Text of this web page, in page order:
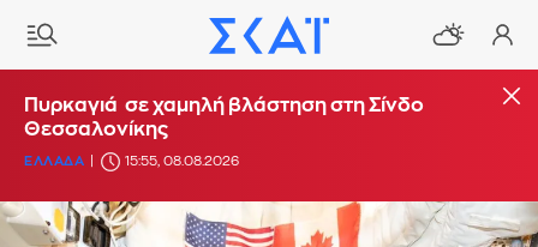
Πυρκαγιά σε χαμηλή βλάστηση στη Σίνδο
Θεσσαλονίκης
ΕΛΛΑΔΑ 15:55, 08.08.2026